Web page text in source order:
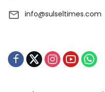
info@sulseltimes.com